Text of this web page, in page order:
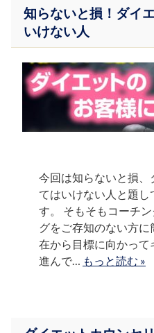
知らないと損！ダイ
いけない人
今回は知らないと損、
てはいけない人と題し
す。 そもそもコーチ
グをご存知のない方
在から目標に向かって
進んで… もっと読む »